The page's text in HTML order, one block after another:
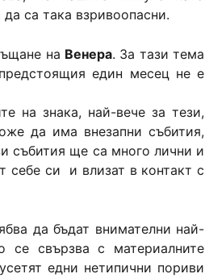
са така взривоопасни.
на Венера. За тази тема
един месец не е
на знака, най-вече за тези,
да има внезапни събития,
събития ще са много лични и
себе си и влизат в контакт с
да бъдат внимателни най-
се свързва с материалните
едни нетипични пориви